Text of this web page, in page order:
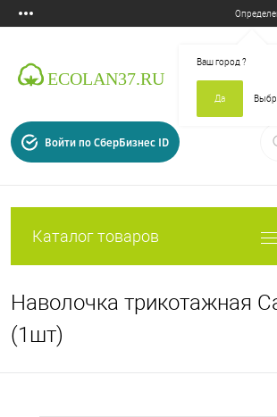
Ваш город?
Да
Войти по СберБизнес ID
Каталог товаров
Наволочка трикотажная
(1шт)